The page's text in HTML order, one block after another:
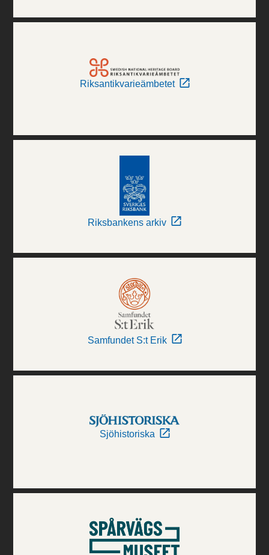
Riksantikvarieämbetet
Riksbankens arkiv
Samfundet S:t Erik
Sjöhistoriska